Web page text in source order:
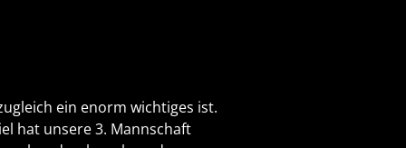
ein enorm wichtiges ist.
hat unsere 3. Mannschaft